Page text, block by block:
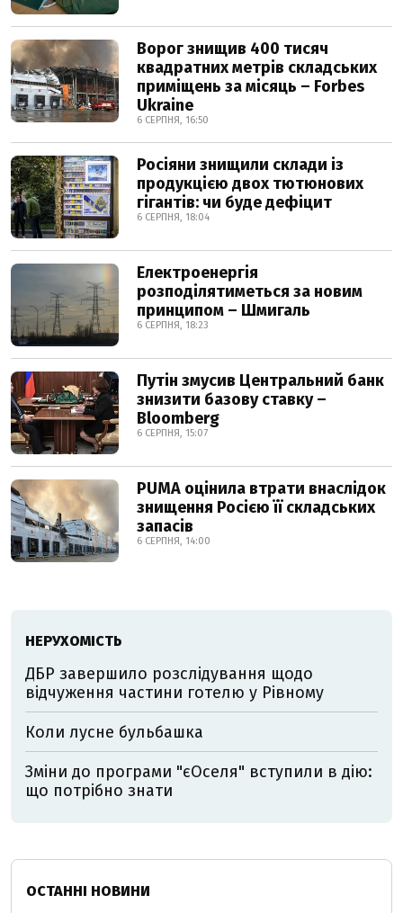
Ворог знищив 400 тисяч
квадратних метрів складських
приміщень за місяць – Forbes
Ukraine
6 СЕРПНЯ, 16:50
Росіяни знищили склади із
продукцією двох тютюнових
гігантів: чи буде дефіцит
6 СЕРПНЯ, 18:04
Електроенергія
розподілятиметься за новим
принципом – Шмигаль
6 СЕРПНЯ, 18:23
Путін змусив Центральний банк
знизити базову ставку –
Bloomberg
6 СЕРПНЯ, 15:07
PUMA оцінила втрати внаслідок
знищення Росією її складських
запасів
6 СЕРПНЯ, 14:00
НЕРУХОМІСТЬ
ДБР завершило розслідування щодо
відчуження частини готелю у Рівному
Коли лусне бульбашка
Зміни до програми "єОселя" вступили в дію:
що потрібно знати
ОСТАННІ НОВИНИ